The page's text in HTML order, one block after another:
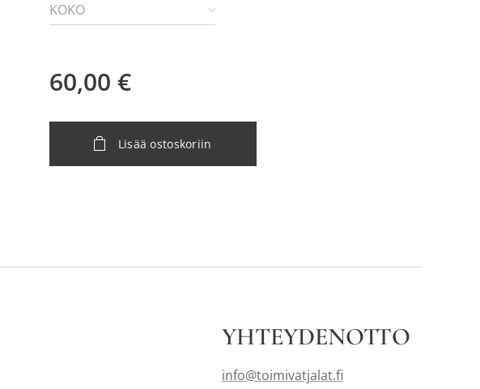
KOKO
60,00 €
Lisää ostoskoriin
YHTEYDENOTTO
info@toimivatjalat.fi